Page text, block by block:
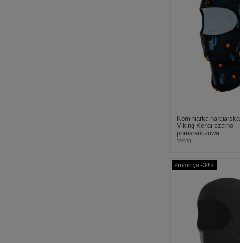
Kominiarka narciarska
Viking Kenai czarno-
pomarańczowa
Viking
Promocja -30%